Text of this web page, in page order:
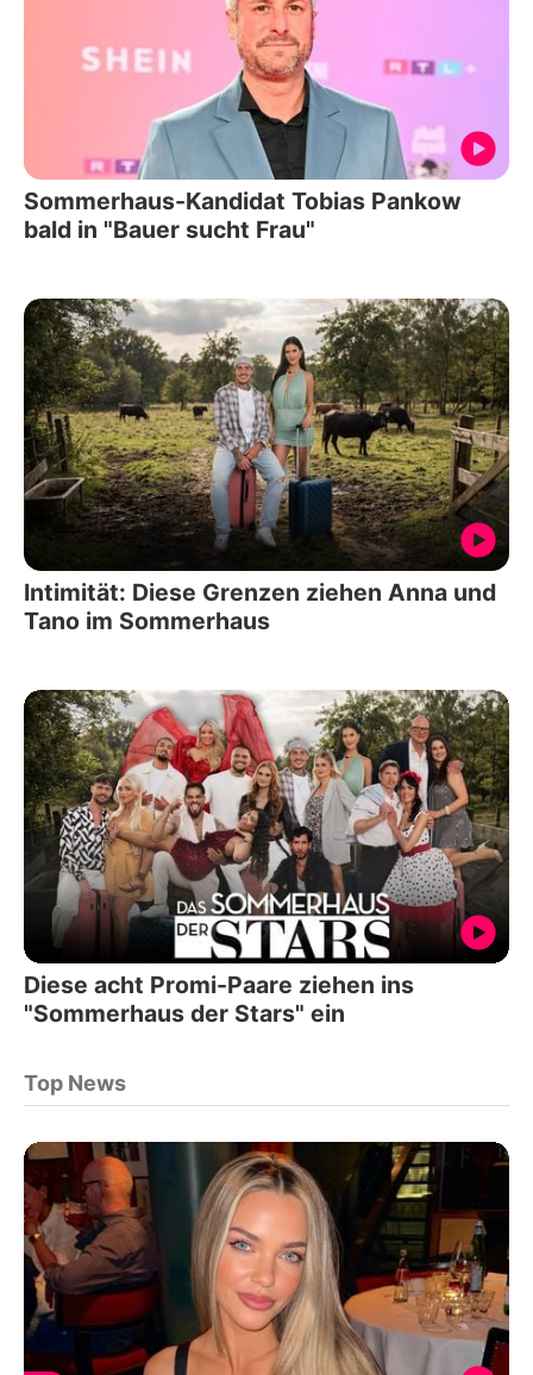
Sommerhaus-Kandidat Tobias Pankow
bald in "Bauer sucht Frau"
Intimität: Diese Grenzen ziehen Anna und
Tano im Sommerhaus
Diese acht Promi-Paare ziehen ins
"Sommerhaus der Stars" ein
Top News